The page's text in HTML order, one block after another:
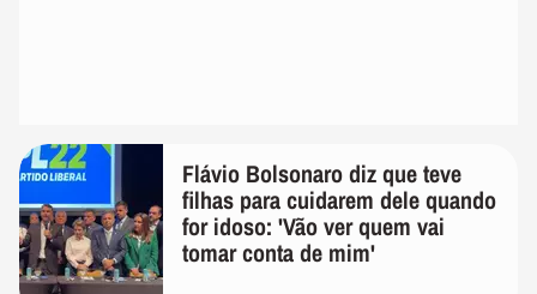
Flávio Bolsonaro diz que teve
filhas para cuidarem dele quando
for idoso: 'Vão ver quem vai
tomar conta de mim'